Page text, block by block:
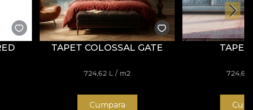
TAPET COLOSSAL GATE
724,62 L / m2
Cumpara
724,62